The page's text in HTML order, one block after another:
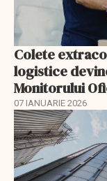
Colete
logistice
Monitorului
07 IANUARIE 2026